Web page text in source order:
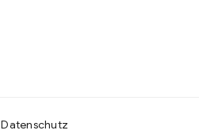
Datenschutz